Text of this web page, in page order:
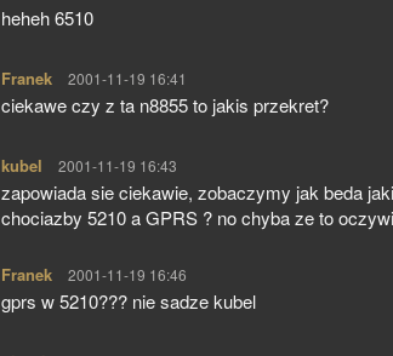
heheh 6510
Franek pisze:
2001-11-19 16:41
ciekawe czy z ta n8855 to jakis przekret?
kubel pisze:
2001-11-19 16:43
zapowiada sie ciekawie, zobaczymy jak beda
chociazby 5210 a GPRS ? no chyba ze to
Franek pisze:
2001-11-19 16:46
gprs w 5210??? nie sadze kubel